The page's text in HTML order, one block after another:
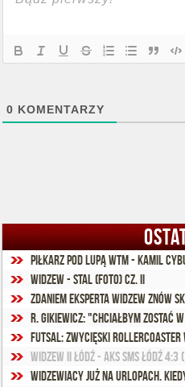
0 KOMENTARZY
Piłkarz pod lupą WTM - Kamil
Widzew - Stal (foto) cz. II
Zdaniem eksperta Widzew znów
R. Gikiewicz: "Chciałbym zostać
Futsal: Zwycięski rollercoaster
Widzew II Łódź - AKS SMS Łódź 4:3
Widzewiacy już na urlopach.